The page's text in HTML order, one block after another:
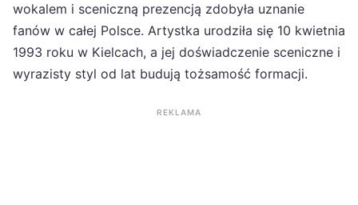
wokalem i sceniczną prezencją zdobyła uznanie
fanów w całej Polsce. Artystka urodziła się 10 kwietnia
1993 roku w Kielcach, a jej doświadczenie sceniczne i
wyrazisty styl od lat budują tożsamość formacji.
REKLAMA